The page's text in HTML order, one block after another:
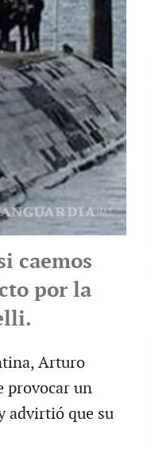
caemos
por la
Arturo
provocar un
advirtió que su